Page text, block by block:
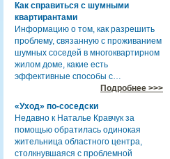
Как справиться с шумными
квартирантами
Информацию о том, как разрешить
проблему, связанную с проживанием
шумных соседей в многоквартирном
жилом доме, какие есть
эффективные способы с…
Подробнее >>>
«Уход» по-соседски
Недавно к Наталье Кравчук за
помощью обратилась одинокая
жительница областного центра,
столкнувшаяся с проблемной